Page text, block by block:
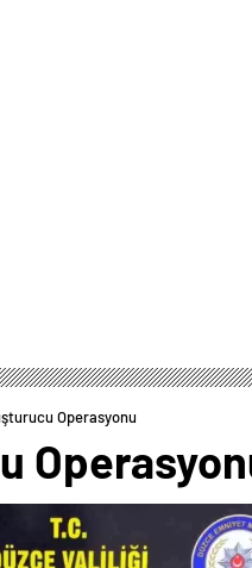
Operasyonu